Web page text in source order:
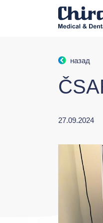
назад
27.09.2024